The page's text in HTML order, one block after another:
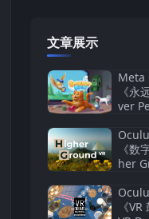
文章展示
Meta
《永
ver
《数
her
《